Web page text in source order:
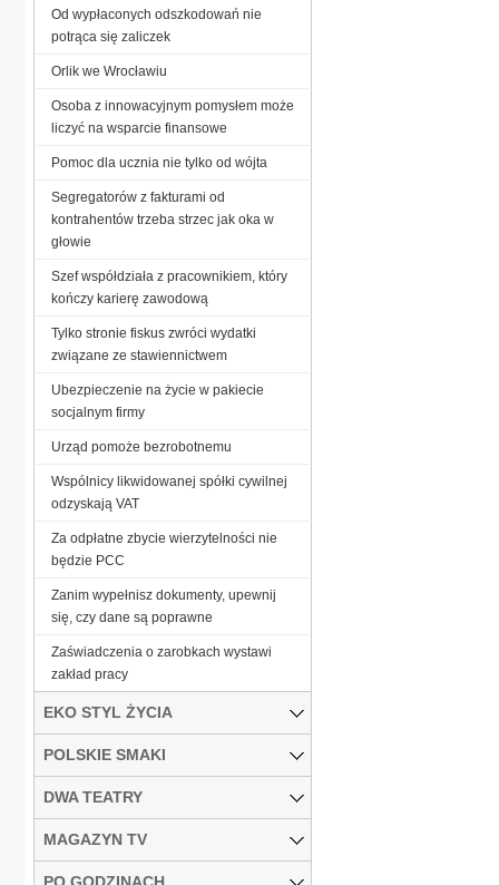
Od wypłaconych odszkodowań nie
potrąca się zaliczek
Orlik we Wrocławiu
Osoba z innowacyjnym pomysłem może
liczyć na wsparcie finansowe
Pomoc dla ucznia nie tylko od wójta
Segregatorów z fakturami od
kontrahentów trzeba strzec jak oka w
głowie
Szef współdziała z pracownikiem, który
kończy karierę zawodową
Tylko stronie fiskus zwróci wydatki
związane ze stawiennictwem
Ubezpieczenie na życie w pakiecie
socjalnym firmy
Urząd pomoże bezrobotnemu
Wspólnicy likwidowanej spółki cywilnej
odzyskają VAT
Za odpłatne zbycie wierzytelności nie
będzie PCC
Zanim wypełnisz dokumenty, upewnij
się, czy dane są poprawne
Zaświadczenia o zarobkach wystawi
zakład pracy
EKO STYL ŻYCIA
POLSKIE SMAKI
DWA TEATRY
MAGAZYN TV
PO GODZINACH